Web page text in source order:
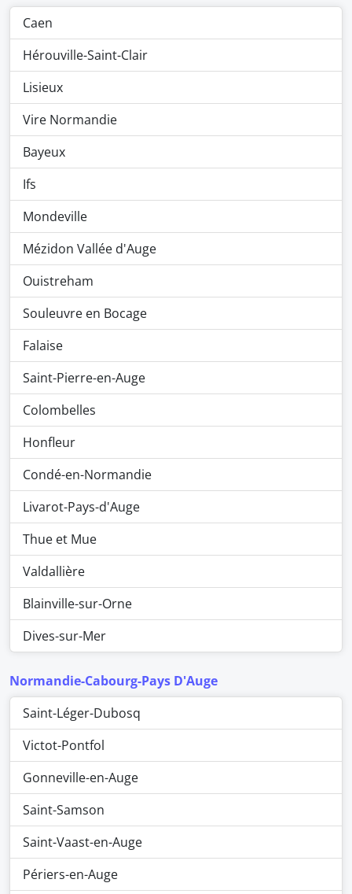
Caen
Hérouville-Saint-Clair
Lisieux
Vire Normandie
Bayeux
Ifs
Mondeville
Mézidon Vallée d'Auge
Ouistreham
Souleuvre en Bocage
Falaise
Saint-Pierre-en-Auge
Colombelles
Honfleur
Condé-en-Normandie
Livarot-Pays-d'Auge
Thue et Mue
Valdallière
Blainville-sur-Orne
Dives-sur-Mer
Normandie-Cabourg-Pays D'Auge
Saint-Léger-Dubosq
Victot-Pontfol
Gonneville-en-Auge
Saint-Samson
Saint-Vaast-en-Auge
Périers-en-Auge